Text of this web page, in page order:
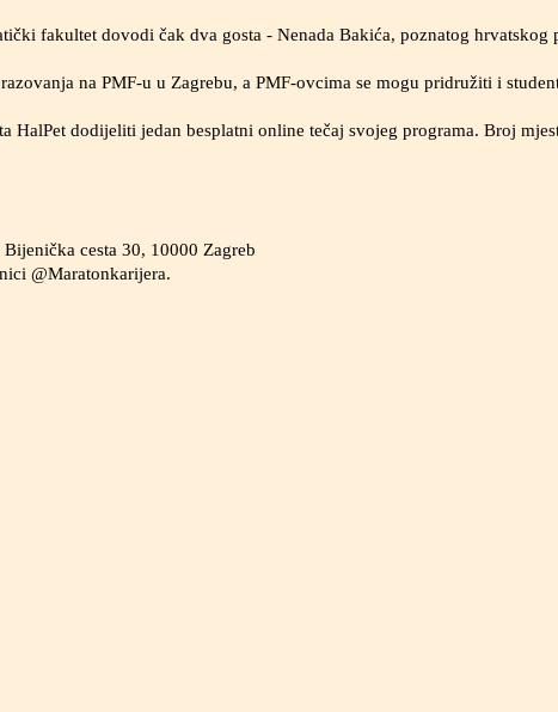
fakultet dovodi čak dva gosta - Nenada Bakića, poznatog
na PMF-u u Zagrebu, a PMF-ovcima se mogu pridružiti i
HalPet dodijeliti jedan besplatni online tečaj svojeg programa. Broj
cesta 30, 10000 Zagreb
@Maratonkarijera.